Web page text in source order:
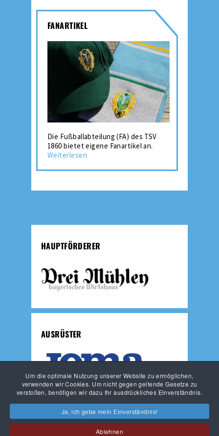
Um die optimale Nutzung unserer Website zu ermöglichen,
verwenden wir Cookies. Um nicht gegen geltende Gesetze zu
verstoßen, benötigen wir dazu Ihr ausdrückliches Einverständnis.
Ja, ich gebe mein Einverständnis!
Ablehnen
FANARTIKEL
Die Fußballabteilung (FA) des TSV
1860 bietet eigene Fanartikel an.
Weiterlesen
HAUPTFÖRDERER
AUSRÜSTER
JUNGLÖWEN
LÖWEN-FUSSBALLSCHULE
HAUPTVEREIN